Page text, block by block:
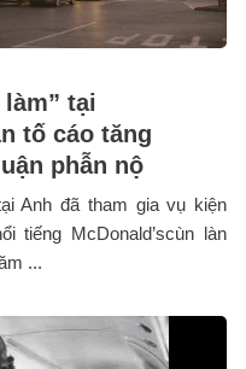
tại
tố cáo tăng
phẫn nộ
Anh đã tham gia vụ kiện
tiếng McDonald’scùn làn
...